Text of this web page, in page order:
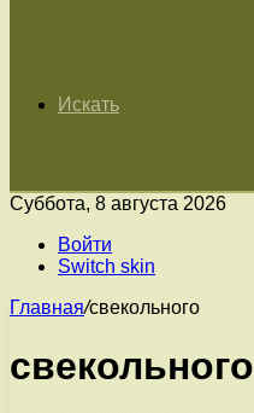
Искать
Суббота, 8 августа 2026
Войти
Switch skin
Главная/свекольного
свекольного